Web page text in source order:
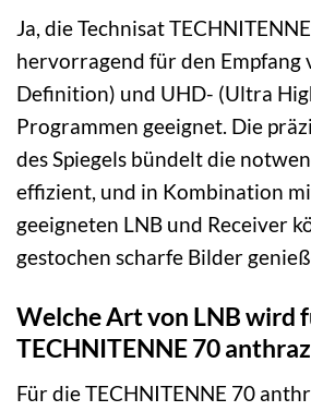
Ja, die Technisat
hervorragend für den Empfang
Definition) und UHD- (Ultra
Programmen geeignet. Die
des Spiegels bündelt die
effizient, und in Kombination
geeigneten LNB und Receiver
gestochen scharfe Bilder
Welche Art von LNB wird
TECHNITENNE 70
Für die TECHNITENNE 70